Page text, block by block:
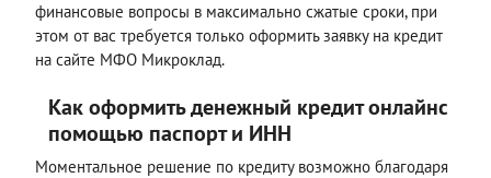
финансовые вопросы в максимально сжатые сроки, при
этом от вас требуется только оформить заявку на кредит
на сайте МФО Микроклад.
Как оформить денежный кредит онлайнс
помощью паспорт и ИНН
Моментальное решение по кредиту возможно благодаря